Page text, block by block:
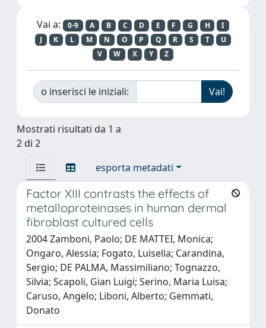
Vai a: 0-9 A B C D E F G H
I
J
K L M N O P Q R S T
U
V
W X Y Z
o inserisci le iniziali:
Mostrati risultati da 1 a
2 di 2
esporta metadati
Factor XIII contrasts the effects of
metalloproteinases in human dermal
fibroblast cultured cells
2004 Zamboni, Paolo; DE MATTEI, Monica;
Ongaro, Alessia; Fogato, Luisella; Carandina,
Sergio; DE PALMA, Massimiliano; Tognazzo,
Silvia; Scapoli, Gian Luigi; Serino, Maria Luisa;
Caruso, Angelo; Liboni, Alberto; Gemmati,
Donato